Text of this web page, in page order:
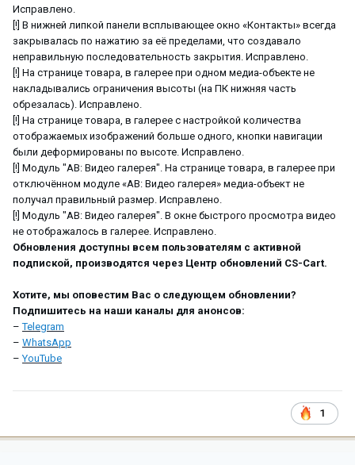
Исправлено.
[!] В нижней липкой панели всплывающее окно «Контакты» всегда
закрывалась по нажатию за её пределами, что создавало
неправильную последовательность закрытия. Исправлено.
[!] На странице товара, в галерее при одном медиа-объекте не
накладывались ограничения высоты (на ПК нижняя часть
обрезалась). Исправлено.
[!] На странице товара, в галерее с настройкой количества
отображаемых изображений больше одного, кнопки навигации
были деформированы по высоте. Исправлено.
[!] Модуль "АВ: Видео галерея". На странице товара, в галерее при
отключённом модуле «АВ: Видео галерея» медиа-объект не
получал правильный размер. Исправлено.
[!] Модуль "АВ: Видео галерея". В окне быстрого просмотра видео
не отображалось в галерее. Исправлено.
Обновления доступны всем пользователям с активной
подпиской, производятся через Центр обновлений CS-Cart.
Хотите, мы оповестим Вас о следующем обновлении?
Подпишитесь на наши каналы для анонсов:
–Telegram
– WhatsApp
–YouTube
1